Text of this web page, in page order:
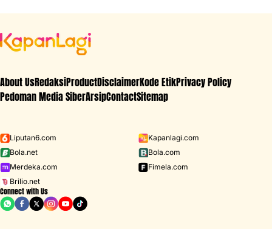
About UsRedaksiProductDisclaimerKode EtikPrivacy Policy
Pedoman Media SiberArsipContactSitemap
Liputan6.com
Kapanlagi.com
Bola.net
Bola.com
Merdeka.com
Fimela.com
Brilio.net
Connect with Us